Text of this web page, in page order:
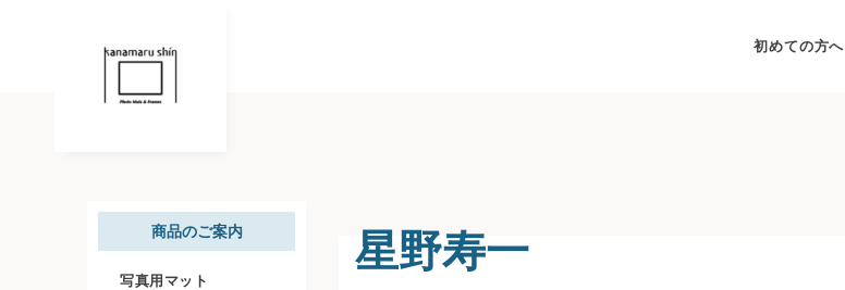
初めての方へ
商品のご案内
写真用マット
星野寿一